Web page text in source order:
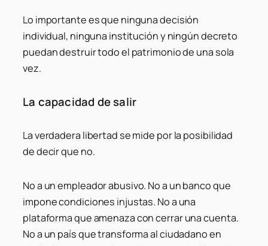
Lo importante es que ninguna decisión
individual, ninguna institución y ningún decreto
puedan destruir todo el patrimonio de una sola
vez.
La capacidad de salir
La verdadera libertad se mide por la posibilidad
de decir que no.
No a un empleador abusivo. No a un banco que
impone condiciones injustas. No a una
plataforma que amenaza con cerrar una cuenta.
No a un país que transforma al ciudadano en